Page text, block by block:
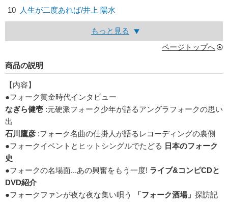
10
人生が二度あれば/井上 陽水
もっと見る
ページトップへ
商品の説明
【内容】
●フォーク黄金時代インタビュー
なぎら健壱 :元硬派フォーク少年が語るアングラフォークの思い
出
石川鷹彦 :フォーク名曲の仕掛人が語るレコーディングの裏側
●フォークイベントとヒットシングルでたどる 日本のフォーク
史
●フォークの名場面...あの興奮をもう一度! ライブ&コンピCDと
DVD紹介
●フォークファンが夜な夜な集い唄う
「フォーク酒場」 探訪記